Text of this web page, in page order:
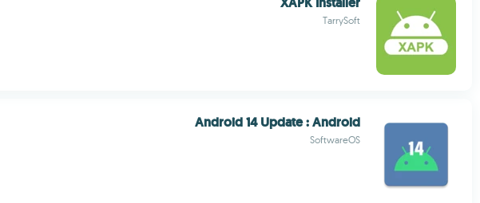
TarrySoft
Android 14 Update : Android
SoftwareOS